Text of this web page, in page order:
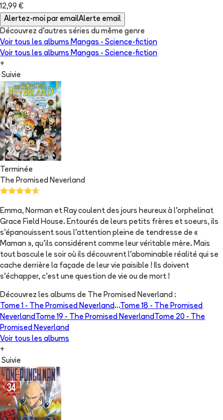
12,99 €
Alertez-moi par emailAlerte email
Découvrez d'autres séries du même genre
Voir tous les albums Mangas - Science-fiction
Voir tous les albums Mangas - Science-fiction
+
Suivie
Terminée
The Promised Neverland
Emma, Norman et Ray coulent des jours heureux à l'orphelinat
Grace Field House. Entourés de leurs petits frères et soeurs, ils
s'épanouissent sous l'attention pleine de tendresse de «
Maman », qu'ils considérent comme leur véritable mère. Mais
tout bascule le soir où ils découvrent l'abominable réalité qui se
cache derrière la façade de leur vie paisible ! Ils doivent
s'échapper, c'est une question de vie ou de mort !
Découvrez les albums de The Promised Neverland :
Tome 1 - The Promised Neverland...Tome 18 - The Promised
Neverland Tome 19 - The Promised Neverland Tome 20 - The
Promised Neverland
Voir tous les albums
+
Suivie